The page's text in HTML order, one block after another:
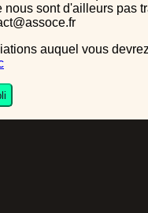
nous sont d'ailleurs pas